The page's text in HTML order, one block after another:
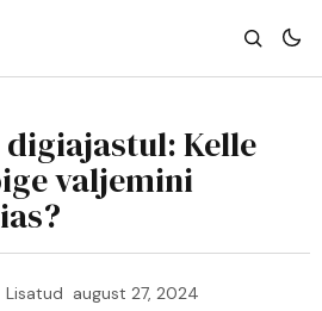
digiajastul: Kelle
valjemini
Lisatud august 27, 2024